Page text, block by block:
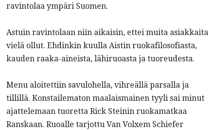
ravintolaa ympäri Suomen.
Astuin ravintolaan niin aikaisin, ettei muita asiakkaita
vielä ollut. Ehdinkin kuulla Aistin ruokafilosofiasta,
kauden raaka-aineista, lähiruoasta ja tuoreudesta.
Menu aloitettiin savulohella, vihreällä parsalla ja
tillillä. Konstailematon maalaismainen tyyli sai minut
ajattelemaan tuoretta Rick Steinin ruokamatkaa
Ranskaan. Ruoalle tarjottu Van Volxem Schiefer